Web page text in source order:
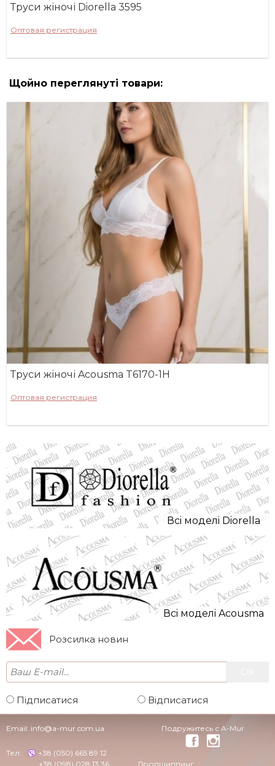
Труси жіночі Diorella 3595
Оптовая регистрация
Щойно переглянуті товари:
Труси жіночі Acousma T6170-1H
Оптовая регистрация
Всi моделi Diorella
Всi моделi Acousma
Розсилка новин
Підписатися Відписатися
Email: info@a-mur.com.ua
Тел.:
+38 (050) 665 89 12
+38 (098) 028 13 36
Подружитесь с A-Mur
Дропшиппинг